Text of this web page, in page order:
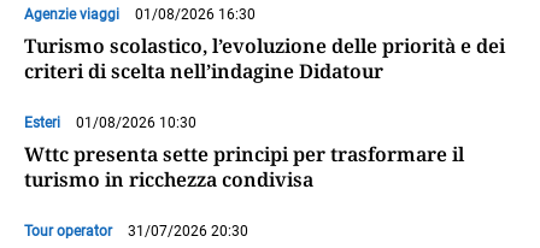
Agenzie viaggi 01/08/2026 16:30
Turismo scolastico, l’evoluzione delle priorità e dei
criteri di scelta nell’indagine Didatour
Esteri 01/08/2026 10:30
Wttc presenta sette principi per trasformare il
turismo in ricchezza condivisa
Tour operator 31/07/2026 20:30